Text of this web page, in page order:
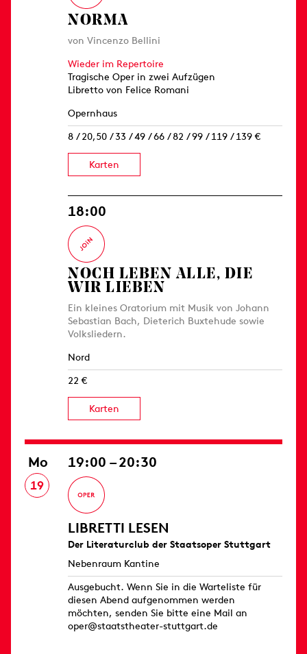
NORMA
von Vincenzo Bellini
Wieder im Repertoire
Tragische Oper in zwei Aufzügen
Libretto von Felice Romani
Opernhaus
8 / 20,50 / 33 / 49 / 66 / 82 / 99 / 119 / 139 €
Karten
18:00
NOCH LEBEN ALLE, DIE
WIR LIEBEN
Ein kleines Oratorium mit Musik von Johann
Sebastian Bach, Dieterich Buxtehude sowie
Volksliedern.
Nord
22 €
Karten
Mo
19
19:00 – 20:30
LIBRETTI LESEN
Der Literaturclub der Staatsoper Stuttgart
Nebenraum Kantine
Ausgebucht. Wenn Sie in die Warteliste für
diesen Abend aufgenommen werden
möchten, senden Sie bitte eine Mail an
oper@staatstheater-stuttgart.de